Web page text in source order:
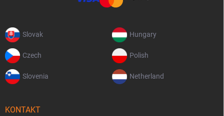
Slovak Hungary
Czech Polish
Slovenia Netherland
KONTAKT